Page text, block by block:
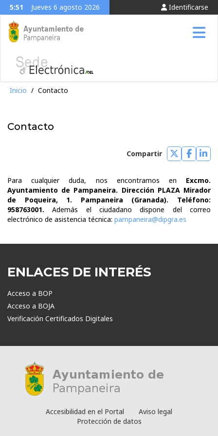
5:51 Jueves 6 agosto 2026 Identificarse
Inicio / Contacto
Contacto
Compartir
Compartir
Twitter
Para cualquier duda, nos encontramos en Excmo.
Ayuntamiento de Pampaneira. Dirección PLAZA Mirador
de Poqueira, 1. Pampaneira (Granada). Teléfono:
958763001.Además el ciudadano dispone del correo
electrónico de asistencia técnica: pampaneira@dipgra.es
ENLACES DE INTERÉS
Acceso a BOP
Acceso a BOJA
Verificación Certificados Digitales
Accesibilidad en el Portal
Aviso legal
Protección de datos